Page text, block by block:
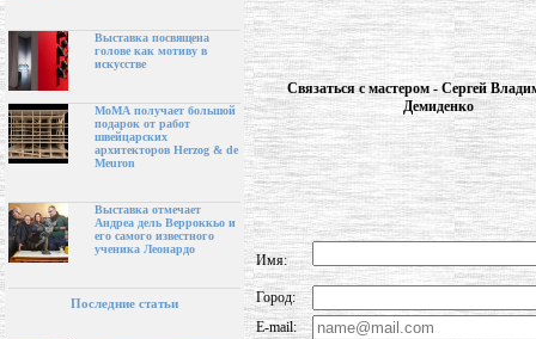
Выставка посвящена
голове как мотиву в
искусстве
МоМА получает большой
подарок от работ
швейцарских
архитекторов Herzog & de
Meuron
Выставка отмечает
Андреа дель Верроккьо и
его самого известного
ученика Леонардо
Последние статьи
Связаться с мастером - Сергей
Демиденко
Имя:
Город:
E-mail: